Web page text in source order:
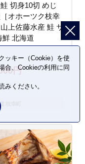
切身10切 めじ
オホーツク枝幸
上佐藤水産 鮭 サ
鮮 北海道
円
枝幸町
ッキー（Cookie）を使
合、Cookieの利用に同
みください。